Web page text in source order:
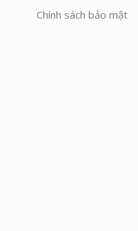
Chính sách bảo mật